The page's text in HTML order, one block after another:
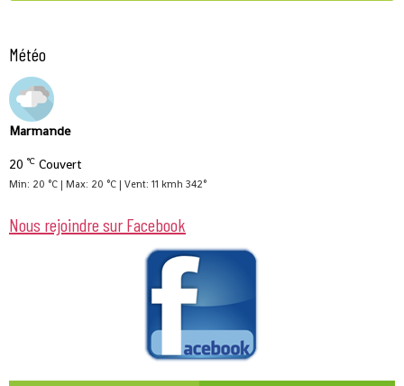
Météo
Marmande
20 °C Couvert
Min: 20 °C | Max: 20 °C | Vent: 11 kmh 342°
Nous rejoindre sur Facebook